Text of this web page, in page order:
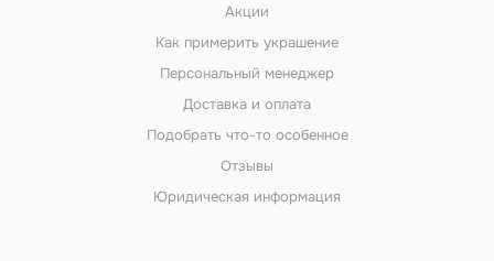
Акции
Как примерить украшение
Персональный менеджер
Доставка и оплата
Подобрать что-то особенное
Отзывы
Юридическая информация